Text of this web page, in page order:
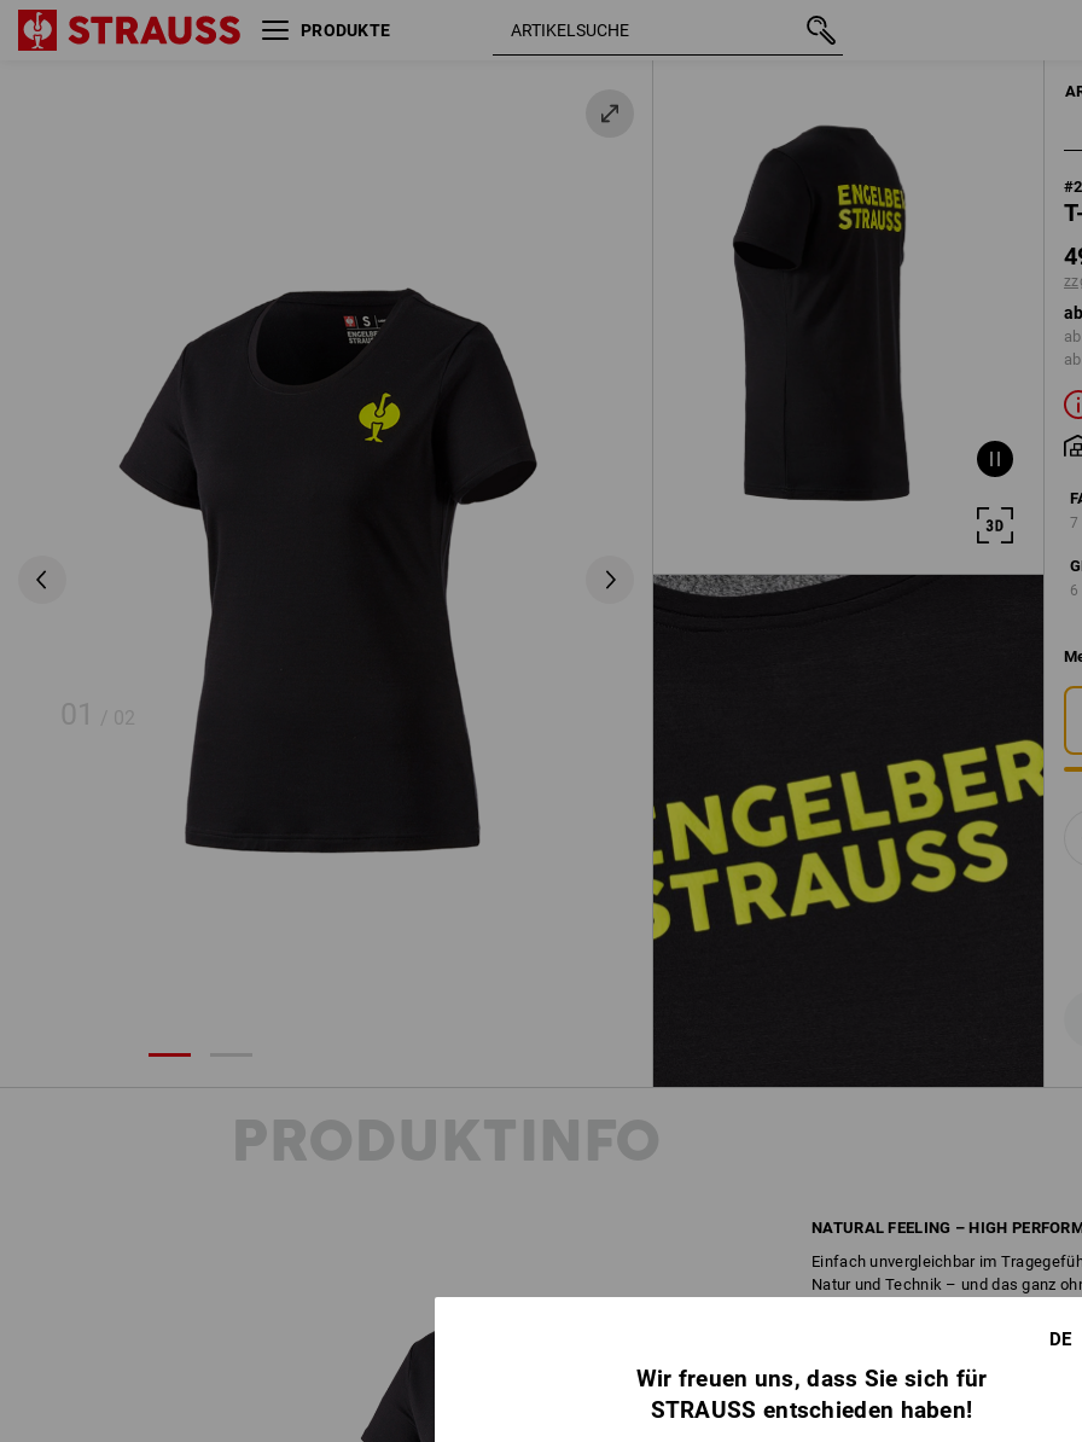
PRODUKTE
01 / 02
#
7
6
T-Shirt Merino e.s.trail,
XS
PRODUKTINFO
NATURAL FEELING – HIGH
Einfach unvergleichbar im
Natur und Technik – und das ganz
% Merino-Wolle setzen auf pure
überzeugt vor allem bei langen
klimaregulierend und
stoppt Merino die Vermehrung von
Geruchsbildung. Auch bei starker
Bekleidung neutral im Geruch. Für ein
DE
Wir freuen uns, dass Sie sich für
STRAUSS entschieden haben!